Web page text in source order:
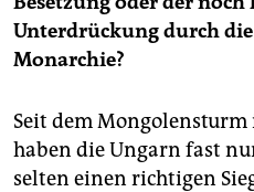
Unterdrückung durch
Monarchie?
Seit dem Mongolensturm
haben die Ungarn fast
selten einen richtigen